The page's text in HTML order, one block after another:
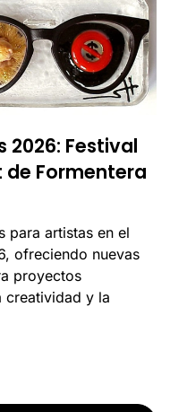
Festival
de Formentera
para artistas en el
ofreciendo nuevas
proyectos
creatividad y la